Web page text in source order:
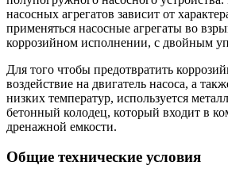
насосных агрегатов зависит от
применяться насосные агрегаты во
коррозийном исполнении, с двойным
Для того чтобы предотвратить
воздействие на двигатель насоса, а
низких температур, используется
бетонный колодец, который входит в
дренажной емкости.
Общие технические условия